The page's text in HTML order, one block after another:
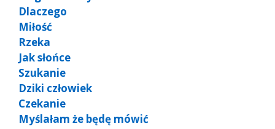
Dlaczego
Miłość
Rzeka
Jak słońce
Szukanie
Dziki człowiek
Czekanie
Myślałam że będę mówić